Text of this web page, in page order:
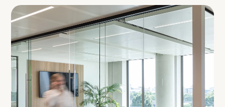
koffie@skepp.com
085-8500152
Voor verhuurders
Brochures